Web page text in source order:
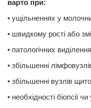
варто при:
• ущільненнях у
• швидкому рості або
• патологічних
• збільшенні
• збільшенні вузлів
• необхідності біопсії